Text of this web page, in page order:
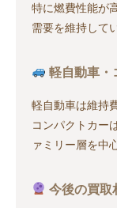
特に燃費性能が
需要を維持して
軽自動車・
軽自動車は維持
コンパクトカー
ァミリー層を中
今後の買取